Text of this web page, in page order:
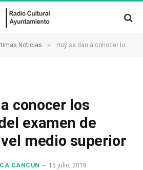
Noticias » Hoy se dan a conocer los resultados del examen de ingreso a nivel medio superior
conocer los
examen de
medio superior
CANCÚN
15 julio, 2018